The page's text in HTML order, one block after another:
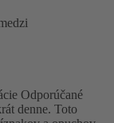
Odporúčané
denne. Toto